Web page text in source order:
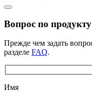
Вопрос по продукту
Прежде чем задать
разделе FAQ.
Имя